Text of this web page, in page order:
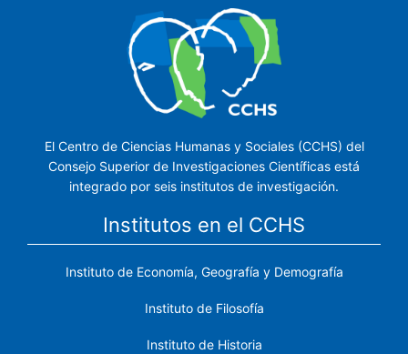
El Centro de Ciencias Humanas y Sociales (CCHS) del
Consejo Superior de Investigaciones Científicas está
integrado por seis institutos de investigación.
Institutos en el CCHS
Instituto de Economía, Geografía y Demografía
Instituto de Filosofía
Instituto de Historia